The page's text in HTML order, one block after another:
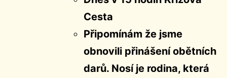
Cesta
Připomínám že jsme
obnovili přinášení obětních
darů. Nosí je rodina, která